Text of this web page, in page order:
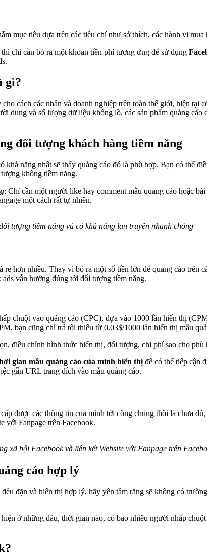
mục tiêu dựa trên các tiêu chí như sở thích, các hành vi
chỉ cần bỏ ra một khoản tiền phí tương ứng để sử dụng
gì?
cách các nhân và doanh nghiệp trên toàn thế giới, hiện tại
dung và số lượng dữ liệu khổng lồ, các sản phẩm quảng
đối tượng khách hàng tiềm năng
năng nhất sẽ thấy quảng cáo đó là phù hợp. Bạn có thể
không tiềm năng.
: Chỉ cần một người like hay comment mẫu quảng cáo hoặc
một cách rất tự nhiên.
tượng tiềm năng và có khả năng lan truyền nhanh chóng
hơn nhiều. Thay vì bỏ ra một số tiền lớn để quảng cáo trên
vẫn hướng đúng tới đối tượng tiềm năng.
chuột vào quảng cáo (CPC), dựa vào 1000 lần hiển thị
bạn cũng chỉ trả tối thiểu từ 0.03$/1000 lần hiển thị mẫu
điều chỉnh hình thức hiển thị, đối tượng, chi phí sao cho
gian mẫu quảng cáo của mình hiển thị để có thể tiếp cận
gắn URL trang đích vào mẫu quảng cáo.
được các thông tin của mình tới công chúng thôi là chưa
với Fanpage trên Facebook.
xã hội Facebook và liên kết Website với Fanpage trên
cáo hợp lý
đặn và hiển thị hợp lý, hãy yên tâm rằng sẽ không có
ở những đâu, thời gian nào, có bao nhiêu người nhấp